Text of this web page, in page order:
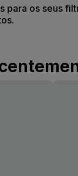
para os seus